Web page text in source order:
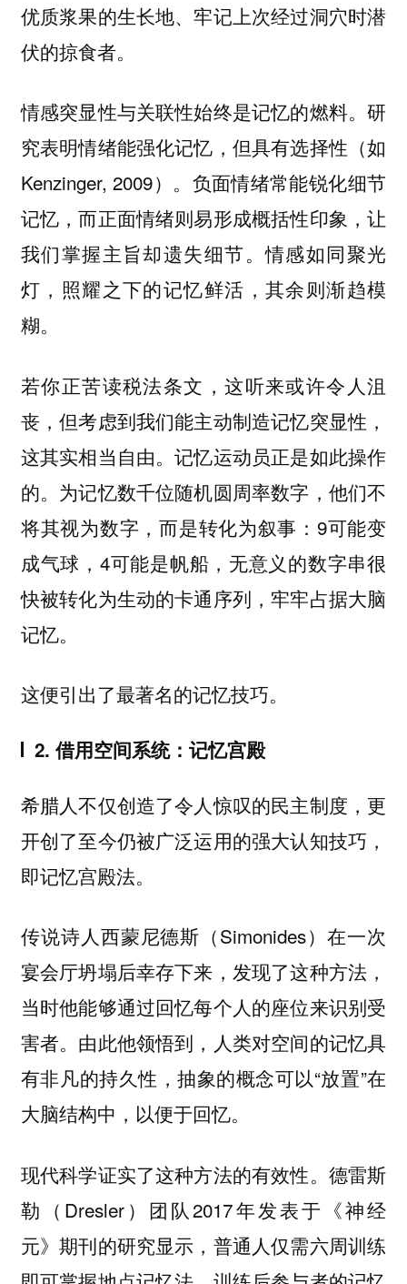
优质浆果的生长地、牢记上次经过洞穴时潜
伏的掠食者。
情感突显性与关联性始终是记忆的燃料。研
究表明情绪能强化记忆，但具有选择性（如
Kenzinger, 2009）。负面情绪常能锐化细节
记忆，而正面情绪则易形成概括性印象，让
我们掌握主旨却遗失细节。情感如同聚光
灯，照耀之下的记忆鲜活，其余则渐趋模
糊。
若你正苦读税法条文，这听来或许令人沮
丧，但考虑到我们能主动制造记忆突显性，
这其实相当自由。记忆运动员正是如此操作
的。为记忆数千位随机圆周率数字，他们不
将其视为数字，而是转化为叙事：9可能变
成气球，4可能是帆船，无意义的数字串很
快被转化为生动的卡通序列，牢牢占据大脑
记忆。
这便引出了最著名的记忆技巧。
2. 借用空间系统：记忆宫殿
希腊人不仅创造了令人惊叹的民主制度，更
开创了至今仍被广泛运用的强大认知技巧，
即记忆宫殿法。
传说诗人西蒙尼德斯（Simonides）在一次
宴会厅坍塌后幸存下来，发现了这种方法，
当时他能够通过回忆每个人的座位来识别受
害者。由此他领悟到，人类对空间的记忆具
有非凡的持久性，抽象的概念可以“放置”在
大脑结构中，以便于回忆。
现代科学证实了这种方法的有效性。德雷斯
勒（Dresler）团队2017年发表于《神经
元》期刊的研究显示，普通人仅需六周训练